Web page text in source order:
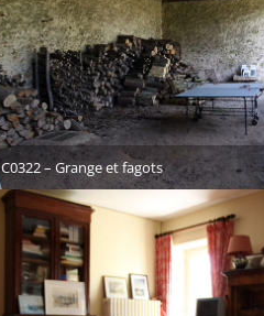
C0322 – Grange et fagots